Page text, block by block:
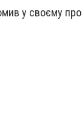
у своєму